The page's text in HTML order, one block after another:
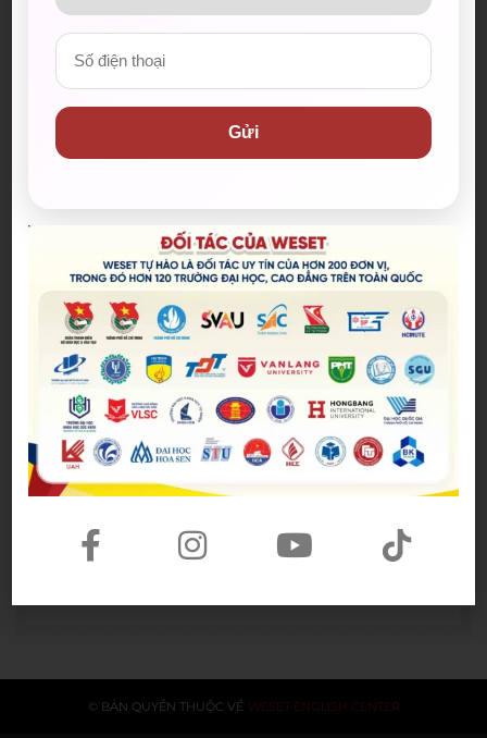
Bài viết mới nhất
phim được kỳ vọng đưa MCU trở
lại thời kỳ đỉnh cao
04/08/2026
thu mở màn trong sự nghiệp
Christopher Nolan
WE SHARE: Ước mơ lớn từ một
góc học tập nhỏ của nữ sinh
Nguyễn Thảo Trang
21/07/2026
Người phụ nữ giữ trọn lời hẹn
gần 60 năm được công nhận là
vợ liệt sĩ
© BẢN QUYỀN THUỘC VỀ WESET ENGLISH CENTER
Gửi